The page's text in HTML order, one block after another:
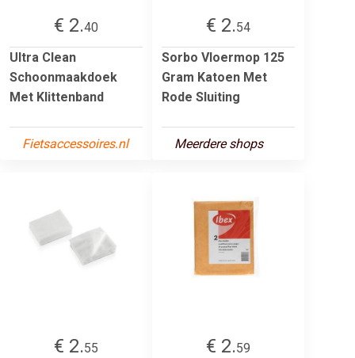
€ 2.40
Ultra Clean
Schoonmaakdoek
Met Klittenband
Fietsaccessoires.nl
€ 2.54
Sorbo Vloermop 125
Gram Katoen Met
Rode Sluiting
Meerdere shops
€ 2.55
€ 2.59